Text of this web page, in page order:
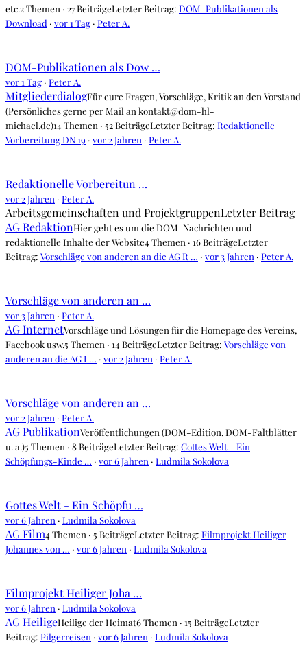
etc.2 Themen · 27 BeiträgeLetzter Beitrag: DOM-Publikationen als
Download · vor 1 Tag · Peter A.
DOM-Publikationen als Dow …
vor 1 Tag · Peter A.
MitgliederdialogFür eure Fragen, Vorschläge, Kritik an den Vorstand
(Persönliches gerne per Mail an kontakt@dom-hl-
michael.de)14 Themen · 52 BeiträgeLetzter Beitrag: Redaktionelle
Vorbereitung DN 19 · vor 2 Jahren · Peter A.
Redaktionelle Vorbereitun …
vor 2 Jahren · Peter A.
Arbeitsgemeinschaften und ProjektgruppenLetzter Beitrag
AG RedaktionHier geht es um die DOM-Nachrichten und
redaktionelle Inhalte der Website4 Themen · 16 BeiträgeLetzter
Beitrag: Vorschläge von anderen an die AG R … · vor 3 Jahren · Peter A.
Vorschläge von anderen an …
vor 3 Jahren · Peter A.
AG InternetVorschläge und Lösungen für die Homepage des Vereins,
Facebook usw.5 Themen · 14 BeiträgeLetzter Beitrag: Vorschläge von
anderen an die AG I … · vor 2 Jahren · Peter A.
Vorschläge von anderen an …
vor 2 Jahren · Peter A.
AG PublikationVeröffentlichungen (DOM-Edition, DOM-Faltblätter
u. a.)5 Themen · 8 BeiträgeLetzter Beitrag: Gottes Welt - Ein
Schöpfungs-Kinde … · vor 6 Jahren · Ludmila Sokolova
Gottes Welt - Ein Schöpfu …
vor 6 Jahren · Ludmila Sokolova
AG Film4 Themen · 5 BeiträgeLetzter Beitrag: Filmprojekt Heiliger
Johannes von … · vor 6 Jahren · Ludmila Sokolova
Filmprojekt Heiliger Joha …
vor 6 Jahren · Ludmila Sokolova
AG HeiligeHeilige der Heimat6 Themen · 15 BeiträgeLetzter
Beitrag: Pilgerreisen · vor 6 Jahren · Ludmila Sokolova